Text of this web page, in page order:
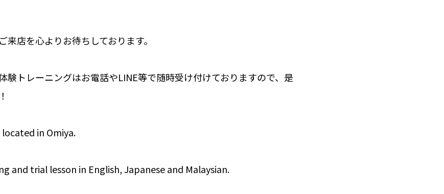
来店を心よりお待ちしております。
験トレーニングはお電話やLINE等で随時受け付けておりますので、是
in Omiya.
and trial lesson in English, Japanese and Malaysian.